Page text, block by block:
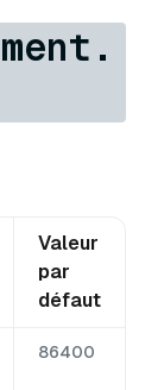
Valeur
par
défaut
86400